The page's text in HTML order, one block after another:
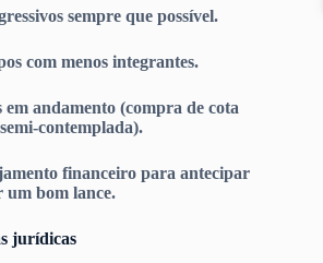
sempre que possível.
com menos integrantes.
andamento (compra de cota
contemplada).
financeiro para antecipar
um bom lance.
jurídicas